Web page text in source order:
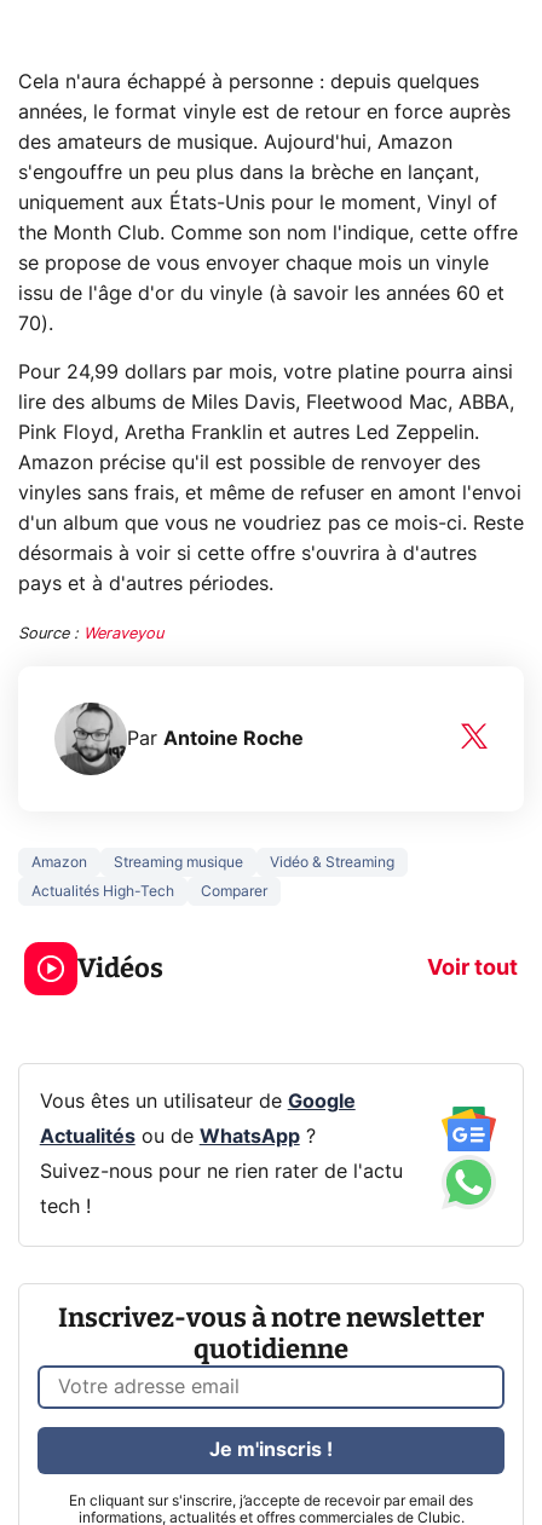
Cela n'aura échappé à personne : depuis quelques
années, le format vinyle est de retour en force auprès
des amateurs de musique. Aujourd'hui, Amazon
s'engouffre un peu plus dans la brèche en lançant,
uniquement aux États-Unis pour le moment, Vinyl of
the Month Club. Comme son nom l'indique, cette offre
se propose de vous envoyer chaque mois un vinyle
issu de l'âge d'or du vinyle (à savoir les années 60 et
70).
Pour 24,99 dollars par mois, votre platine pourra ainsi
lire des albums de Miles Davis, Fleetwood Mac, ABBA,
Pink Floyd, Aretha Franklin et autres Led Zeppelin.
Amazon précise qu'il est possible de renvoyer des
vinyles sans frais, et même de refuser en amont l'envoi
d'un album que vous ne voudriez pas ce mois-ci. Reste
désormais à voir si cette offre s'ouvrira à d'autres
pays et à d'autres périodes.
Source : Weraveyou
Par Antoine Roche
Amazon Streaming musique
Vidéo & Streaming
Actualités High-Tech
Comparer
Vidéos Voir tout
5 générations de
jeux dans la
prochaine Xbox !
navigation
Vous êtes un utilisateur de Google
Actualitésou de WhatsApp?
Suivez-nous pour ne rien rater de l'actu
tech !
Inscrivez-vous à notre newsletter
quotidienne
En cliquant sur s'inscrire, j’accepte de recevoir par email des
informations, actualités et offres commerciales de Clubic.
Je m'inscris !